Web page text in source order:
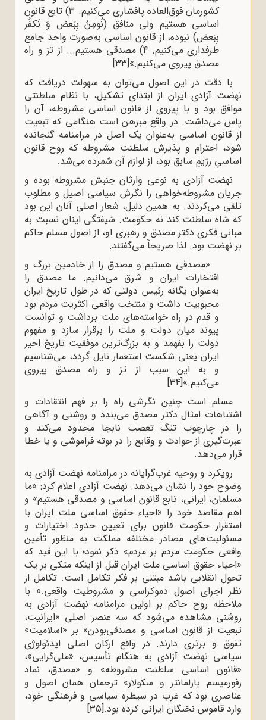
کشورمان فوق‌العاده پافشاری می‌کنیم. 3) تابع قانون
اساسی هستیم ولی منافق (نُومِنُ بِبَعض وَ نَکفُر
بِبَعض) نبوده، از قانون اساسی به‌صورت واحد جامع
طرفداری می‌کنیم. 4) مصدقی هستیم... از تز و راه
مصدق پیروی می‌کنیم.»[33]
با دقت در این اصول می‌توان به سهولت دریافت که
نهضت آزادی ایران از ابتدای تشکیل، با نظام سلطنتی
موافق بود و با پیروی از قانون اساسی مشروطه، آن را
پاس می‌داشت. در واقع مبرهن است هنگامی که تبعیت
از قانون اساسی به‌عنوان یک اصل در مرامنامه گنجانده
شود، احترام و پذیرش سلطنت مشروطه که روح قانون
اساسیِ رژیمِ سابق بود، از لوازم آن شمرده می‌شد.
نهضت آزادی به نوعی وارثان جنبش مشروطه بوده و
جریان مشروطه‌خواهی را نگرش سیاسی اصیل و مطلوب
تلقی می‌کردند. به همین دلیل، شعار اصلی آنان این بود
که شاه سلطنت کند نه حکومت. شیفتگی اینان نسبت به
مبانی فکری دکتر مصدق و رهبری او، از اصول مسلم حاکم
بر نهضت بود. لذا صریحاً می‌گفتند:
«مصدقی هستیم و مصدق را از خادمین بزرگ و
افتخارات ایران و شرق می‌دانیم. ما مصدق را
به‌عنوان یگانه رئیس دولتی که در طول تاریخ ایران
محبوبیت داشت و منتخب واقعی اکثریت مردم بود
و قدم در راه خواسته‌های ملت برداشت و توانست
پیوند میان دولت و ملت را برقرار سازد و مفهوم
دولت را بفهمد و به بزرگ‌ترین موفقیت تاریخ اخیر
ایران یعنی شکست استعمار نایل گردد، می‌شناسیم
و به این سبب از تز و راه مصدق پیروی
می‌کنیم.»[34]
مسلم است چنین نگرشی راه را بر فهم انتقادات و
اشتباهات امثال دکتر مصدق می‌بندد و روشنی و آگاهی
را در چارچوب تنگ تعصب نابجا محدود می‌کند و
عبرت‌گیری از حوادث و وقایع را در بوته فراموشی و یا خطا
قرار می‌دهد.
رویکرد و روحیه غرب‌گرایانه در مرامنامه نهضت آزادی به
وضوح خود را نشان می‌دهد. نهضت آزادی اعلام کرد: «ما
مسلمان، ایرانی، تابع قانون اساسی و مصدقی هستیم» و
اهم مقاصد خود را «احیاء حقوق اساسی ملت ایران با
استقرار حکومت قانون برای تعیین حدود اختیارات و
مسئولیت‌های مصادر مختلفه مملکت به منظور تأمین
واقعی حکومت مردم بر مردم» ذکر نمود؛ با این قید که
«احیاء حقوق اساسی ملت ایران قبل از اینکه متکی بر یک
تحول انقلابی باشد مبتنی بر فکر تکامل است. تکامل از
نظر اجرای اصول دموکراسی و مشروطیت واقعی.» با
ملاحظه روح حاکم بر اولین مرامنامه نهضت آزادی به
روشنی مشاهده می‌شود که سه عنصر اصلی «ایرانیت،
تبعیت از قانون اساسی و مصدقی‌بودن» بر «اسلامیت»
تفوق و برتری دارند. در واقع ارکان اصلی ایدئولوژی
سیاسی نهضت آزادی به هنگام تأسیس، «ملی‌گرایی»،
«قانون اساسی سلطنت مشروطه» و «مصدق، نماد
رفورمیسم پارلمانتر و سکولار» ترجمان همان اصول و
عناصری بود که غرب در سیطره سیاسی و فرهنگی خود،
وارد قاموس نخبگان ایرانی کرده بود.[35]